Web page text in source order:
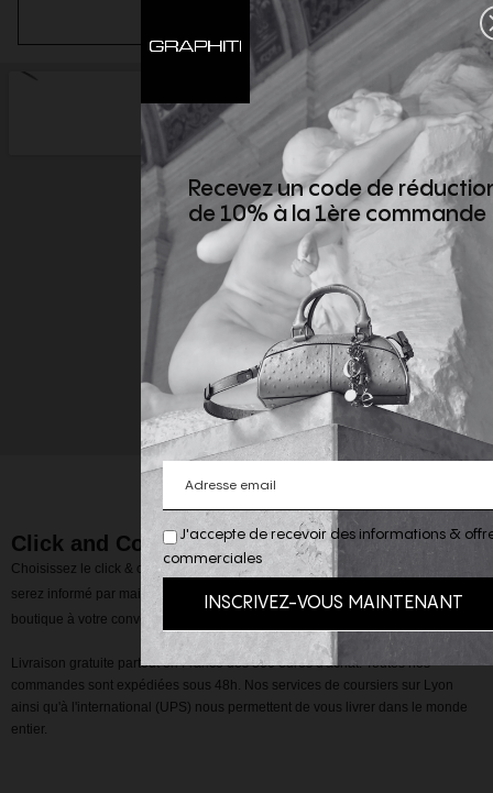
S’ABONNER
Click and Collect
Choisissez le click & collect au moment de la validation de votre panier, vous
serez informé par mail de la disponibilité de votre commande, à retirer en
boutique à votre convenance.
Livraison gratuite partout en France dès 300 euros d'achat. Toutes nos
commandes sont expédiées sous 48h. Nos services de coursiers sur Lyon
ainsi qu'à l'international (UPS) nous permettent de vous livrer dans le monde
entier.
J'accepte de recevoir des informations &
commerciales
Recevez un code de
de 10% à la 1ère commande